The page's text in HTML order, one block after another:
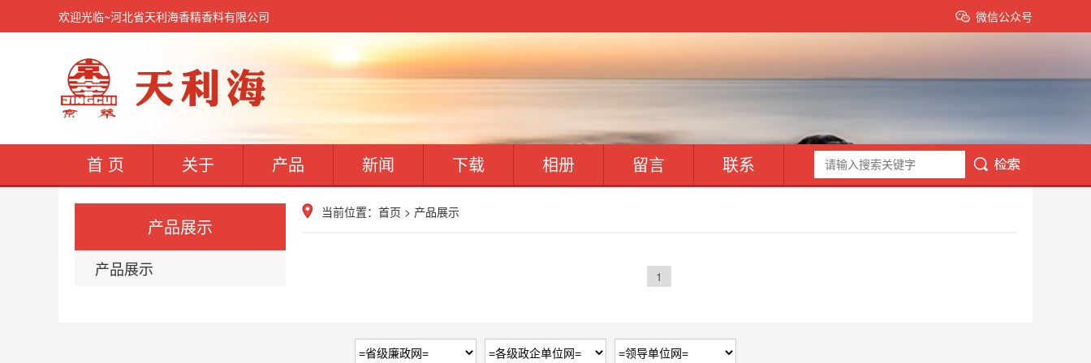
微信公众号
欢迎光临~河北省天利海香精香料有限公司
首 页 关于 产品 新闻 下载 相册 留言 联系
产品展示
产品展示
当前位置： 首页 > 产品展示
1